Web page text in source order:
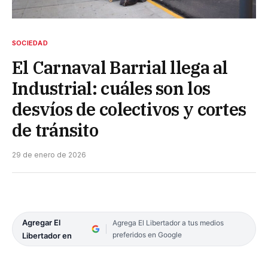
SOCIEDAD
El Carnaval Barrial llega al
Industrial: cuáles son los
desvíos de colectivos y cortes
de tránsito
29 de enero de 2026
Agregar El
Libertador en
Agrega El Libertador a tus medios
preferidos en Google